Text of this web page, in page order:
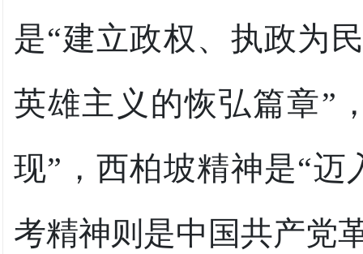
是“建立政权、执政为
英雄主义的恢弘篇章”
现”，西柏坡精神是“
考精神则是中国共产党